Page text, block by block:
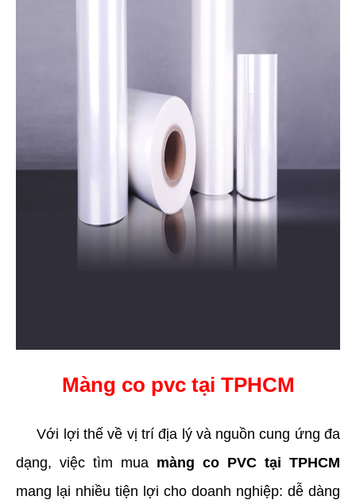
Màng co pvc tại TPHCM
Với lợi thế về vị trí địa lý và nguồn cung ứng đa
dạng, việc tìm mua màng co PVC tại TPHCM
mang lại nhiều tiện lợi cho doanh nghiệp: dễ dàng